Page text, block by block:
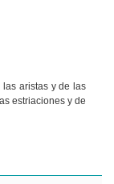
las aristas y de las
estriaciones y de